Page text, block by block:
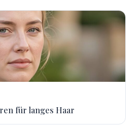
für langes Haar